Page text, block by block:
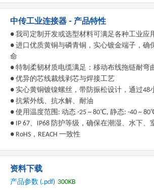
中传工业连接器 - 产品特性
● 我司定制开发或选型材料可满足各种工业应
● 进口优质黄铜与磷青铜，实心镀金端子，确
命
● 特制柔韧材质电缆满足：移动布线拖链耐弯
● 优异的芯线裁线剥芯与焊接工艺
● 实心黄铜镀镍螺丝，带防振松设计，通过48
● 抗紫外线、抗水解、耐油
● 使用温度范围: 动态 -25 ~ 80℃, 静态: -40 ~
● IP 67、IP68 防护等级，确保在潮湿、水下、
● RoHS，REACH 一致性
资料下载
产品参数 (.pdf) 300KB